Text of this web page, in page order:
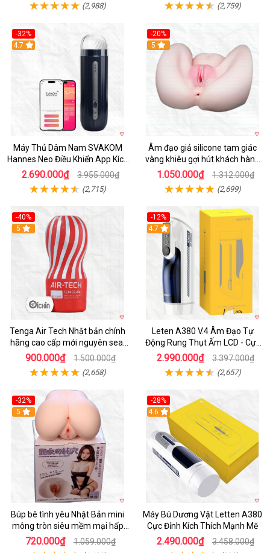
(2,988) (2,759)
-32%
Hot
4.7
Máy Thủ Dâm Nam SVAKOM
Hannes Neo Điều Khiển App Kích
Thích
2.690.000₫ 3.955.000₫
(2,715)
-20%
Hot
5
Âm đạo giả silicone tam giác
vàng khiêu gợi hút khách hàng
nam
1.050.000₫ 1.312.000₫
(2,699)
-40%
Hot
5
Tenga Air Tech Nhật bản chính
hãng cao cấp mới nguyên seal
giá tốt
900.000₫ 1.500.000₫
(2,658)
-12%
Hot
4.7
Leten A380 V.4 Âm Đạo Tự
Động Rung Thụt Ấm LCD - Cực
Phê
2.990.000₫ 3.397.000₫
(2,657)
-32%
Hot
5
Búp bê tình yêu Nhật Bản mini
mông tròn siêu mềm mại hấp
dẫn
720.000₫ 1.059.000₫
-28%
Hot
4.6
Máy Bú Dương Vật Letten A380
Cực Đỉnh Kích Thích Mạnh Mẽ
2.490.000₫ 3.458.000₫